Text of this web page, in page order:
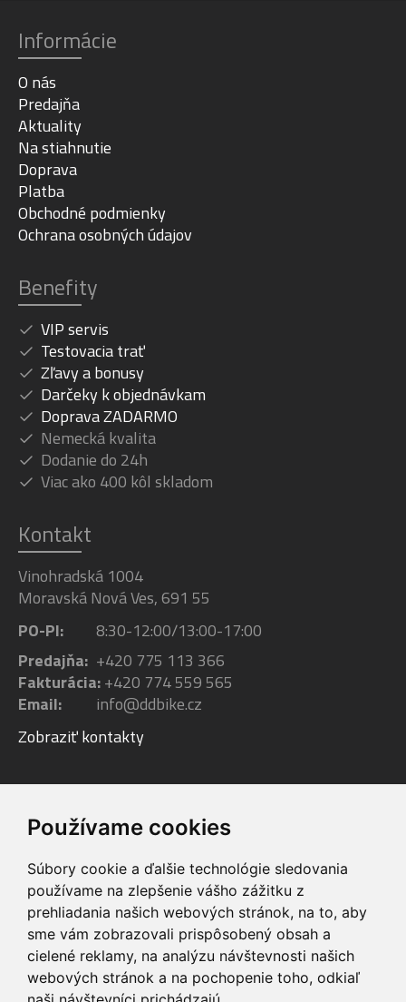
Používame cookies
Súbory cookie a ďalšie technológie sledovania
používame na zlepšenie vášho zážitku z
prehliadania našich webových stránok, na to, aby
sme vám zobrazovali prispôsobený obsah a
cielené reklamy, na analýzu návštevnosti našich
webových stránok a na pochopenie toho, odkiaľ
Informácie
O nás
Predajňa
Aktuality
Na stiahnutie
Doprava
Platba
Obchodné podmienky
Ochrana osobných údajov
Benefity
VIP servis
Testovacia trať
Zľavy a bonusy
Darčeky k objednávkam
Doprava ZADARMO
Nemecká kvalita
Dodanie do 24h
Viac ako 400 kôl skladom
Kontakt
Vinohradská 1004
Moravská Nová Ves, 691 55
PO-PI:
8:30-12:00/13:00-17:00
Predajňa: +420 775 113 366
Fakturácia:+420 774 559 565
Email:
info@ddbike.cz
Zobraziť kontakty
Facebook Instagram
VIP servis
na zakúpené
elektrobicykle
Testovacia trať
možnosť vyskúšať si
elektrobicykle